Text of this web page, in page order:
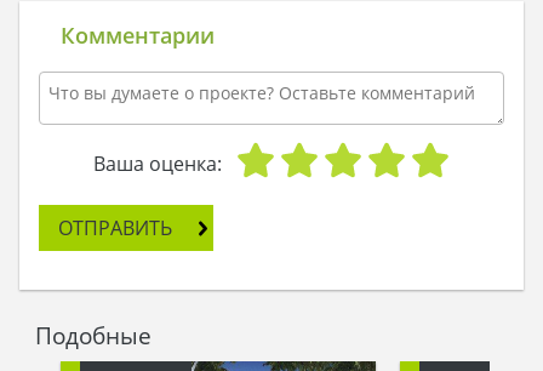
из элементов прямоугольной формы.
Крыша сложная, металлочерепичная.
Окна практически отсутствуют, их заменили
стеклянные панорамные двери.
Стены коттеджа отделаны фасадными
панелями разного колера.
проходит высокая терраса.
Цветовое решение основано на контрасте
коричневых и серых тонах, присущих фасадным
панелям, оконным и дверным конструкциям.
Перед жильцами предстает надежный и уютный
Комментарии
Ваша оценка:
ОТПРАВИТЬ
Подобные